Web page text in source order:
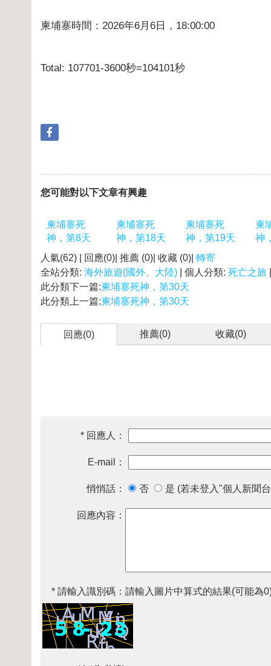
柬埔寨時間：2026年6月6日，18:00:00
Total: 107701-3600秒=104101秒
您可能對以下文章有興趣
柬埔寨死
神，第8天
柬埔寨死
神，第18天
柬埔寨死
神，第19天
柬
神
人氣(62) | 回應(0)| 推薦 (0)| 收藏 (0)| 轉寄
全站分類: 海外旅遊(國外、大陸) | 個人分類: 死亡之旅
此分類下一篇:柬埔寨死神，第30天
此分類上一篇:柬埔寨死神，第30天
回應(0) 推薦(0) 收藏(0)
* 回應人：
E-mail：
悄悄話： 否 是 (若未登入"個人新聞
回應內容：
* 請輸入識別碼： 請輸入圖片中算式的結果(可能為